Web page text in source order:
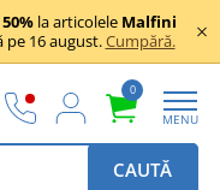
50% la articolele Malfini
pe 16 august.Cumpără.
0
MENU
CAUTĂ